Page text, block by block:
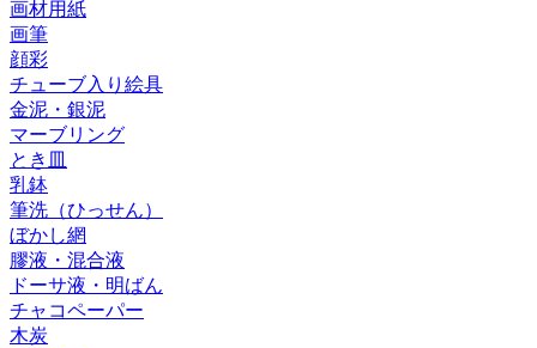
画材用紙
画筆
顔彩
チューブ入り絵具
金泥・銀泥
マーブリング
とき皿
乳鉢
筆洗（ひっせん）
ぼかし網
膠液・混合液
ドーサ液・明ばん
チャコペーパー
木炭